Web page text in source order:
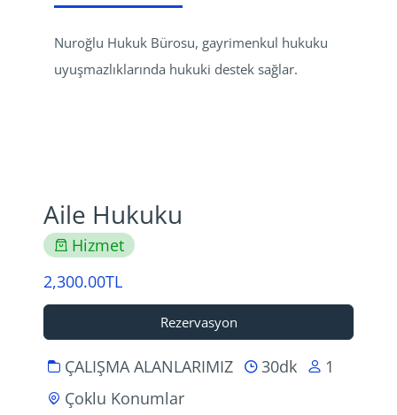
Nuroğlu Hukuk Bürosu, gayrimenkul hukuku
uyuşmazlıklarında hukuki destek sağlar.
Aile Hukuku
Hizmet
2,300.00TL
Rezervasyon
ÇALIŞMA ALANLARIMIZ 30dk
1
Çoklu Konumlar